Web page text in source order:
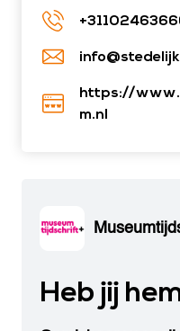
https://
m.nl
Heb jij